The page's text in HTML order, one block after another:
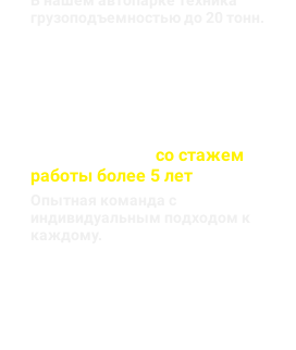
со стажем
работы более 5 лет